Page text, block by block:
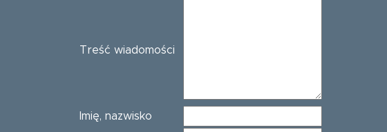
Treść wiadomości
Imię, nazwisko